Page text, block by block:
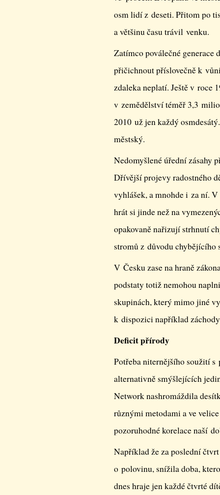
osm lidí z deseti. Přitom po
a většinu času trávil venku.
Zatímco poválečné generace
přičichnout příslovečně k
zdaleka neplatí. Ještě v roce
v zemědělství téměř 3,3
2010 už jen každý
městský.
Nedomyšlené úřední zásahy
Dřívější projevy radostného
vyhlášek, a mnohde i za ní.
hrát si jinde než na
opakovaně nařizují strhnutí
stromů z důvodu chybějícího
V Česku zase na hraně
podstaty totiž nemohou
skupinách, který mimo jiné
k dispozici například
Deficit přírody
Potřeba niternějšího soužití
alternativně smýšlejících
Network nashromáždila
různými metodami a ve
pozoruhodné korelace naší
Například že za poslední
o polovinu, snížila doba,
dnes hraje jen každé čtvrté